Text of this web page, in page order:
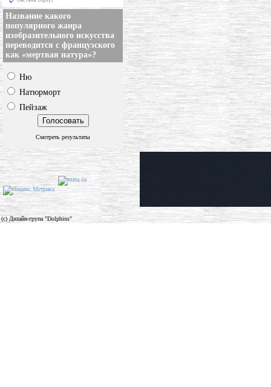
Название какого
популярного жанра
изобразительного искусства
переводится с французского
как «мертвая натура»?
Ню
Натюрморт
Пейзаж
Смотреть результаты
(c) Дизайн-група "Dolphins"